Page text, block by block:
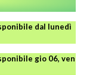
dal lunedì
gio 06, ven